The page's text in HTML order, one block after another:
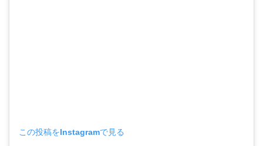
この投稿をInstagramで見る